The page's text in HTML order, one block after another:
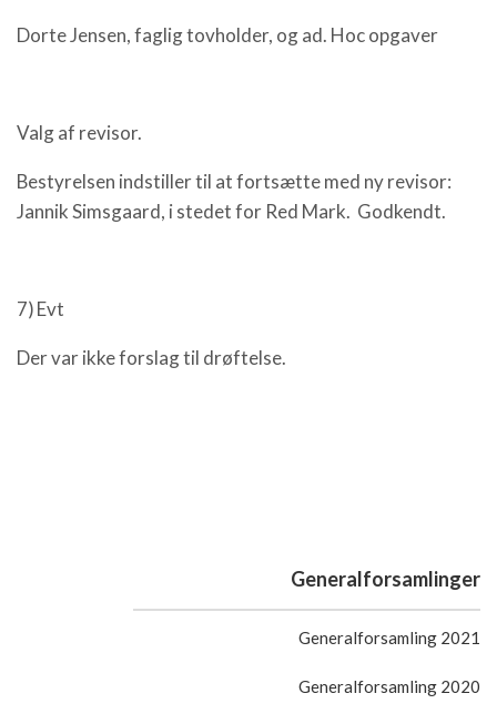
Dorte Jensen, faglig tovholder, og ad. Hoc opgaver
Valg af revisor.
Bestyrelsen indstiller til at fortsætte med ny revisor:
Jannik Simsgaard, i stedet for Red Mark. Godkendt.
7) Evt
Der var ikke forslag til drøftelse.
Generalforsamlinger
Generalforsamling 2021
Generalforsamling 2020